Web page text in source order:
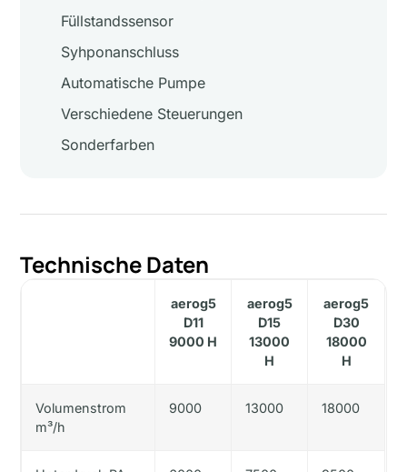
Füllstandssensor
Syhponanschluss
Automatische Pumpe
Verschiedene Steuerungen
Sonderfarben
Technische Daten
aerog5
D11
9000 H
aerog5
D15
13000
H
aerog5
D30
18000
H
Volumenstrom
m³/h
9000 13000 18000